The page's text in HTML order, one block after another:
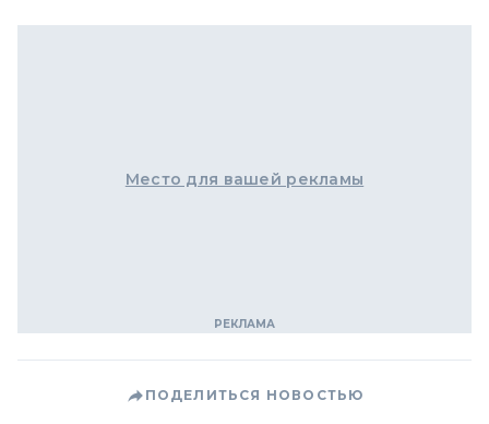
Место для вашей рекламы
ПОДЕЛИТЬСЯ НОВОСТЬЮ